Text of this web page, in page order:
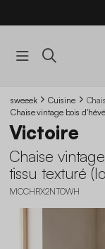
sweeek Cuisine
Chaise vintage bois
Victoire
Chaise
tissu texturé
IVICCHRX2NTOWH